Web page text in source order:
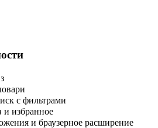
с фильтрами
и избранное
и браузерное расширение